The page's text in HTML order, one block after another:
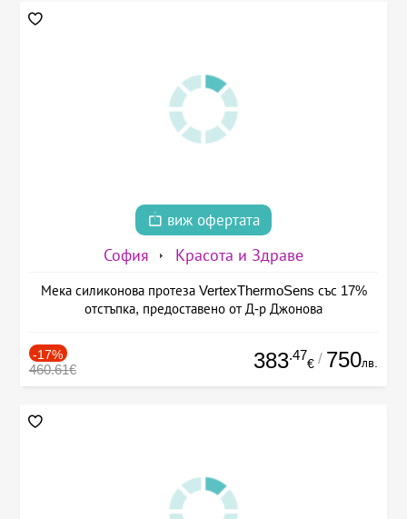
виж офертата
София Красота и Здраве
Мека силиконова протеза VertexThermoSens със 17%
отстъпка, предоставено от Д-р Джонова
-17%
460.61€ 383.47
€ / 750лв.